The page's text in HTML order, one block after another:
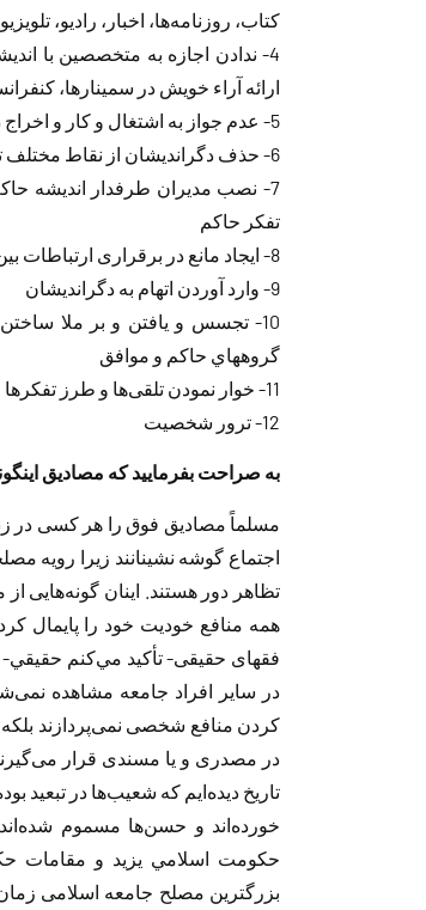
کتاب، روزنامه‌ها، اخبار، راديو،
4- ندادن اجازه به متخصصین با
ارائه آراء خویش در سمینارها،
5- عدم جواز به اشتغال و کار و اخراج دگراندیشان
6- حذف دگراندیشان از نقاط مختلف تصمیم‌گیری و اثرگذاری آنها در جهت‌دهی تمایلات فکري خویش
7- نصب مدیران طرفدار اندیشه
تفکر حاکم
8- ایجاد مانع در برقراری ارتباطات بین‌المللی
9- وارد آوردن اتهام به دگراندیشان
10- تجسس و یافتن و بر ملا
گروههاي حاكم و موافق
11- خوار نمودن تلقی‌ها و طرز تفکرها
12- ترور شخصیت
به صراحت بفرمایید که مصادیق
مسلماً مصادیق فوق را هر کسی در
اجتماع گوشه نشینانند زیرا رویه
تظاهر دور هستند. اینان گونه‌هایی
همه منافع خودیت خود را پایمال
فقهای حقیقی- تأكيد مي‌كنم حقيقي-
در سایر افراد جامعه مشاهده
کردن منافع شخصی نمی‌پردازند
در مصدری و یا مسندی قرار
تاریخ دیده‌ایم که شعیب‌ها در تبعید
خورده‌اند و حسن‌ها مسموم شده‌اند
حكومت اسلامي یزید و مقامات
بزرگترین مصلح جامعه اسلامی